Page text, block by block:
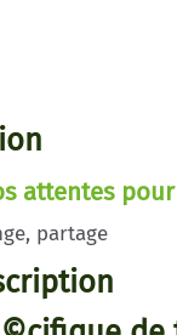
attentes
partage